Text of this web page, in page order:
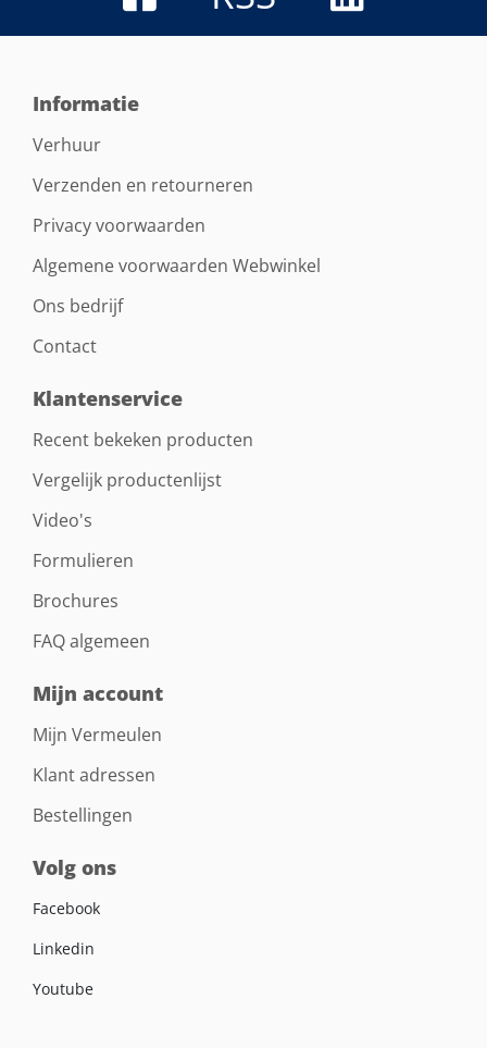
Informatie
Verhuur
Verzenden en retourneren
Privacy voorwaarden
Algemene voorwaarden Webwinkel
Ons bedrijf
Contact
Klantenservice
Recent bekeken producten
Vergelijk productenlijst
Video's
Formulieren
Brochures
FAQ algemeen
Mijn account
Mijn Vermeulen
Klant adressen
Bestellingen
Volg ons
Facebook
Linkedin
Youtube